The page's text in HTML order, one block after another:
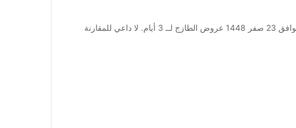
عروض رامز الرياض اليوم 6 أغسطس 2026 الموافق 23 صفر 1448 عروض الطازج لــ 3 أيام. لا داعي للمقارنة